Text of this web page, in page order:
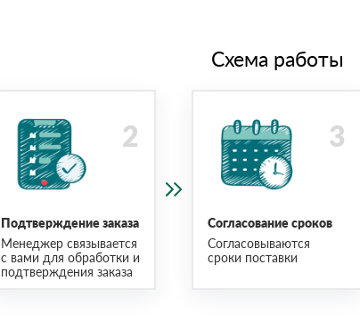
Схема работы
Подтверждение заказа
Менеджер связывается
с вами для обработки и
подтверждения заказа
Согласование сроков
Согласовываются
сроки поставки